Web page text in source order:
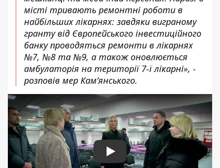
місті тривають ремонтні роботи в
найбільших лікарнях: завдяки виграному
гранту від Європейського інвестиційного
банку проводяться ремонти в лікарнях
№7, №8 та №9, а також оновлюється
амбулаторія на території 7-ї лікарні», -
розповів мер Кам’янського.
Play